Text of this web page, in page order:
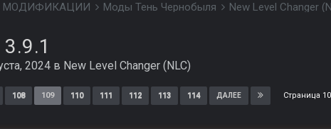
МОДИФИКАЦИИ Моды Тень Чернобыля New Level Changer
2024 в New Level Changer (NLC)
108 109 110 111 112 113 114 ДАЛЕЕ Страница